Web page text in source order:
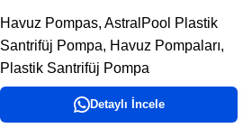
Havuz Pompas, AstralPool Plastik
Santrifüj Pompa, Havuz Pompaları,
Plastik Santrifüj Pompa
Detaylı İncele